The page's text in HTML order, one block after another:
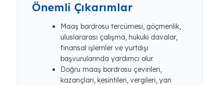
Önemli Çıkarımlar
Maaş bordrosu tercümesi, göçmenlik,
uluslararası çalışma, hukuki davalar,
finansal işlemler ve yurtdışı
başvurularında yardımcı olur.
Doğru maaş bordrosu çevirileri,
kazançları, kesintileri, vergileri, yan